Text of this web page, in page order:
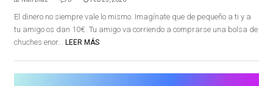
El dinero no siempre vale lo mismo. Imagínate que de pequeño a ti y a
tu amigo os dan 10€. Tu amigo va corriendo a comprarse una bolsa de
chuches enor... LEER MÁS